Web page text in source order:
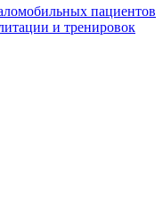
пациентов
и тренировок